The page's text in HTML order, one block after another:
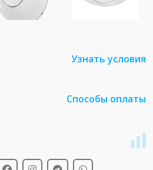
Узнать условия
Способы оплаты